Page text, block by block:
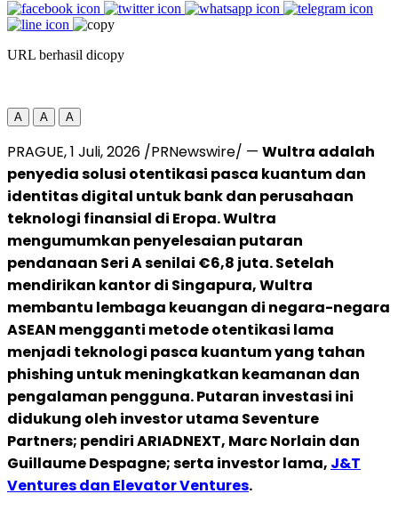
URL berhasil dicopy
A A A
PRAGUE,1 Juli, 2026 /PRNewswire/ — Wultra adalah
penyedia solusi otentikasi pasca kuantum dan
identitas digital untuk bank dan perusahaan
teknologi finansial di Eropa. Wultra
mengumumkan penyelesaian putaran
pendanaan Seri A senilai €6,8 juta.Setelah
mendirikan kantor di Singapura, Wultra
membantu lembaga keuangan di negara-negara
ASEAN mengganti metode otentikasi lama
menjadi teknologi pasca kuantum yang tahan
phishing untuk meningkatkan keamanan dan
pengalaman pengguna. Putaran investasi ini
didukung oleh investor utama Seventure
Partners; pendiri ARIADNEXT, Marc Norlain dan
Guillaume Despagne; serta investor lama, J&T
Ventures dan Elevator Ventures.